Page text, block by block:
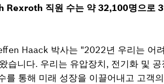
Rexroth 직원 수는 약 32,100명으로
Haack 박사는 "2022년 우리는 어
습니다. 우리는 유압장치, 전기화 및
를 통해 미래 성장을 이끌어내고 고객